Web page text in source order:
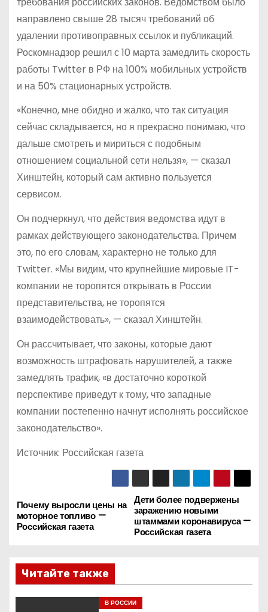
направлено свыше 28 тысяч требований об
удалении противоправных ссылок и публикаций.
Роскомнадзор решил с 10 марта замедлить скорость
работы Twitter в РФ на 100% мобильных устройств
и на 50% стационарных устройств.
«Конечно, мне обидно и жалко, что так ситуация
сейчас складывается, но я прекрасно понимаю, что
дальше смотреть и мириться с подобным
отношением социальной сети нельзя», — сказал
Хинштейн, который сам активно пользуется
сервисом.
Он подчеркнул, что действия ведомства идут в
рамках действующего законодательства. Причем
это, по его словам, характерно не только для
Twitter. «Мы видим, что крупнейшие мировые IT-
компании не торопятся открывать в России
представительства, не торопятся
взаимодействовать», — сказал Хинштейн.
Он рассчитывает, что законы, которые дают
возможность штрафовать нарушителей, а также
замедлять трафик, «в достаточно короткой
перспективе приведут к тому, что западные
компании постепенно начнут исполнять российское
законодательство».
Источник: Российская газета
Н
а
и
Дети более подвержены
заражению новыми
штаммами коронавируса —
Российская газета
Почему выросли цены на
моторное топливо —
Российская газета
Читайте также
В РОССИИ